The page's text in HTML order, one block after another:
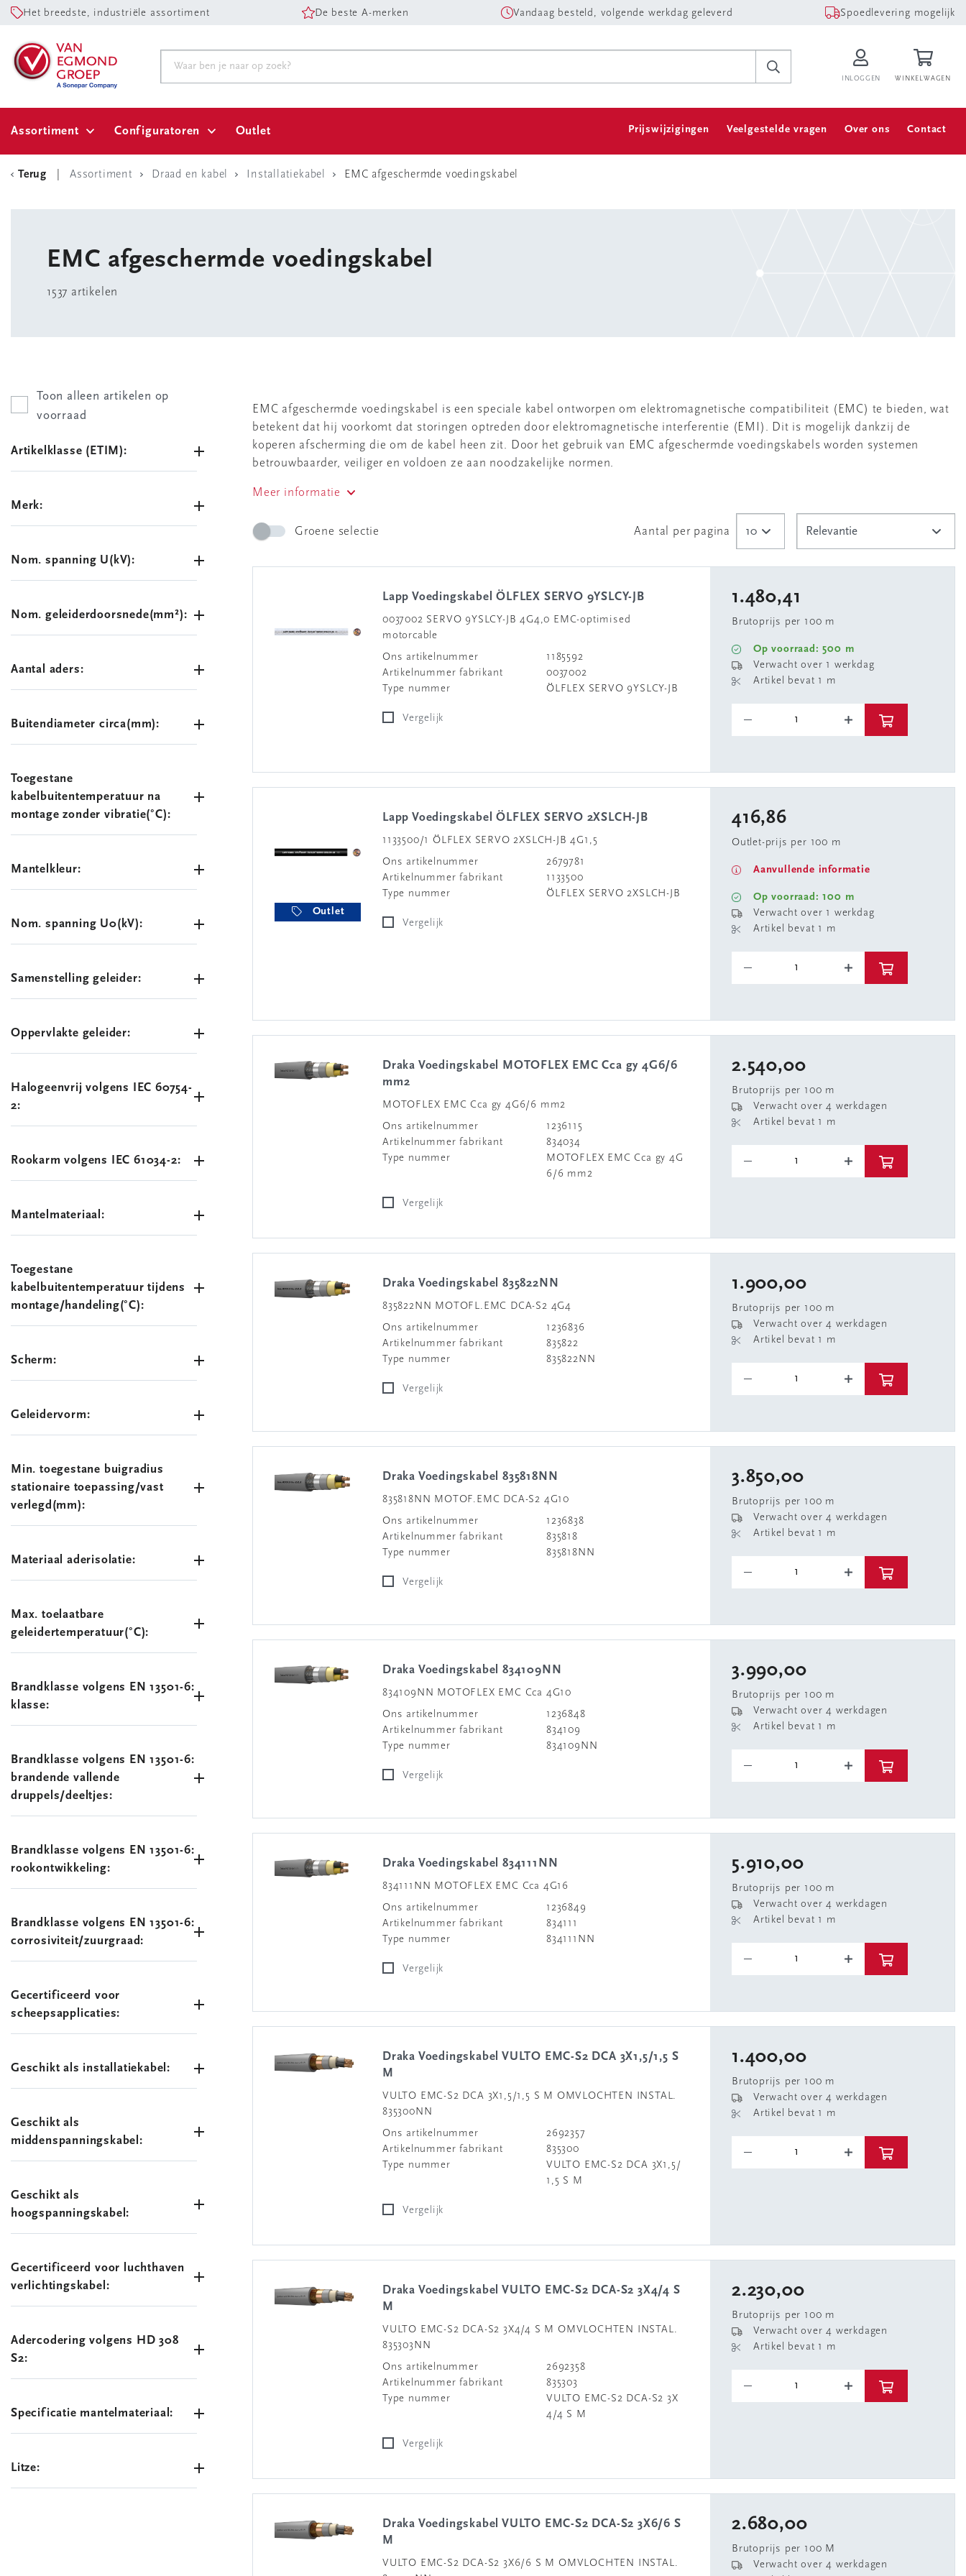
Het breedste, industriële assortiment De beste A-merken Vandaag besteld, volgende werkdag geleverd Spoedlevering mogelijk
INLOGGEN WINKELWAGEN
Assortiment Configuratoren Outlet Prijswijzigingen Veelgestelde vragen Over ons Contact
Terug Assortiment Draad en kabel Installatiekabel EMC afgeschermde voedingskabel
EMC afgeschermde voedingskabel
1537 artikelen
Toon alleen artikelen op
voorraad
Artikelklasse (ETIM):
Merk:
Nom. spanning U(kV):
Nom. geleiderdoorsnede(mm²):
Aantal aders:
Buitendiameter circa(mm):
Toegestane
kabelbuitentemperatuur na
montage zonder vibratie(°C):
Mantelkleur:
Nom. spanning U0(kV):
Samenstelling geleider:
Oppervlakte geleider:
Halogeenvrij volgens IEC 60754-
2:
Rookarm volgens IEC 61034-2:
Mantelmateriaal:
Toegestane
kabelbuitentemperatuur tijdens
montage/handeling(°C):
Scherm:
Geleidervorm:
Min. toegestane buigradius
stationaire toepassing/vast
verlegd(mm):
Materiaal aderisolatie:
Max. toelaatbare
geleidertemperatuur(°C):
Brandklasse volgens EN 13501-6:
klasse:
Brandklasse volgens EN 13501-6:
brandende vallende
druppels/deeltjes:
Brandklasse volgens EN 13501-6:
rookontwikkeling:
Brandklasse volgens EN 13501-6:
corrosiviteit/zuurgraad:
Gecertificeerd voor
scheepsapplicaties:
Geschikt als installatiekabel:
Geschikt als
middenspanningskabel:
Geschikt als
hoogspanningskabel:
Gecertificeerd voor luchthaven
verlichtingskabel:
Adercodering volgens HD 308
S2:
Specificatie mantelmateriaal:
Litze:
EMC afgeschermde voedingskabel is een speciale kabel ontworpen om elektromagnetische compatibiliteit (EMC) te bieden, wat
betekent dat hij voorkomt dat storingen optreden door elektromagnetische interferentie (EMI). Dit is mogelijk dankzij de
koperen afscherming die om de kabel heen zit. Door het gebruik van EMC afgeschermde voedingskabels worden systemen
betrouwbaarder, veiliger en voldoen ze aan noodzakelijke normen.
Meer informatie
Groene selectie Aantal per pagina
Lapp Voedingskabel ÖLFLEX SERVO 9YSLCY-JB
0037002 SERVO 9YSLCY-JB 4G4,0 EMC-optimised
motorcable
Ons artikelnummer
1185592
Artikelnummer fabrikant
0037002
Type nummer
ÖLFLEX SERVO 9YSLCY-JB
Vergelijk
1.480,41
Brutoprijs per 100 m
Op voorraad: 500 m
Verwacht over 1 werkdag
Artikel bevat 1 m
Outlet
Lapp Voedingskabel ÖLFLEX SERVO 2XSLCH-JB
1133500/1 ÖLFLEX SERVO 2XSLCH-JB 4G1,5
Ons artikelnummer
2679781
Artikelnummer fabrikant
1133500
Type nummer
ÖLFLEX SERVO 2XSLCH-JB
Vergelijk
416,86
Outlet-prijs per 100 m
Aanvullende informatie
Op voorraad: 100 m
Verwacht over 1 werkdag
Artikel bevat 1 m
Draka Voedingskabel MOTOFLEX EMC Cca gy 4G6/6
mm2
MOTOFLEX EMC Cca gy 4G6/6 mm2
Ons artikelnummer
1236115
Artikelnummer fabrikant
834034
Type nummer
MOTOFLEX EMC Cca gy 4G
6/6 mm2
Vergelijk
2.540,00
Brutoprijs per 100 m
Verwacht over 4 werkdagen
Artikel bevat 1 m
Draka Voedingskabel 835822NN
835822NN MOTOFL.EMC DCA-S2 4G4
Ons artikelnummer
1236836
Artikelnummer fabrikant
835822
Type nummer
835822NN
Vergelijk
1.900,00
Brutoprijs per 100 m
Verwacht over 4 werkdagen
Artikel bevat 1 m
Draka Voedingskabel 835818NN
835818NN MOTOF.EMC DCA-S2 4G10
Ons artikelnummer
1236838
Artikelnummer fabrikant
835818
Type nummer
835818NN
Vergelijk
3.850,00
Brutoprijs per 100 m
Verwacht over 4 werkdagen
Artikel bevat 1 m
Draka Voedingskabel 834109NN
834109NN MOTOFLEX EMC Cca 4G10
Ons artikelnummer
1236848
Artikelnummer fabrikant
834109
Type nummer
834109NN
Vergelijk
3.990,00
Brutoprijs per 100 m
Verwacht over 4 werkdagen
Artikel bevat 1 m
Draka Voedingskabel 834111NN
834111NN MOTOFLEX EMC Cca 4G16
Ons artikelnummer
1236849
Artikelnummer fabrikant
834111
Type nummer
834111NN
Vergelijk
5.910,00
Brutoprijs per 100 m
Verwacht over 4 werkdagen
Artikel bevat 1 m
Draka Voedingskabel VULTO EMC-S2 DCA 3X1,5/1,5 S
M
VULTO EMC-S2 DCA 3X1,5/1,5 S M OMVLOCHTEN INSTAL.
835300NN
Ons artikelnummer
2692357
Artikelnummer fabrikant
835300
Type nummer
VULTO EMC-S2 DCA 3X1,5/
1,5 S M
Vergelijk
1.400,00
Brutoprijs per 100 m
Verwacht over 4 werkdagen
Artikel bevat 1 m
Draka Voedingskabel VULTO EMC-S2 DCA-S2 3X4/4 S
M
VULTO EMC-S2 DCA-S2 3X4/4 S M OMVLOCHTEN INSTAL.
835303NN
Ons artikelnummer
2692358
Artikelnummer fabrikant
835303
Type nummer
VULTO EMC-S2 DCA-S2 3X
4/4 S M
Vergelijk
2.230,00
Brutoprijs per 100 m
Verwacht over 4 werkdagen
Artikel bevat 1 m
Draka Voedingskabel VULTO EMC-S2 DCA-S2 3X6/6 S
M
VULTO EMC-S2 DCA-S2 3X6/6 S M OMVLOCHTEN INSTAL.
2.680,00
Brutoprijs per 100 M
Verwacht over 4 werkdagen